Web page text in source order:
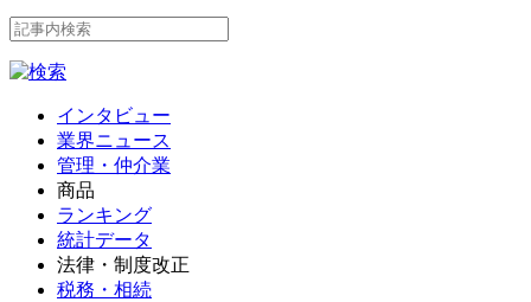
インタビュー
業界ニュース
管理・仲介業
商品
ランキング
統計データ
法律・制度改正
税務・相続